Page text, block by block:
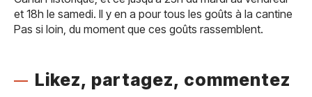
et 18h le samedi. Il y en a pour tous les goûts à la cantine
Pas si loin, du moment que ces goûts rassemblent.
Likez, partagez, commentez